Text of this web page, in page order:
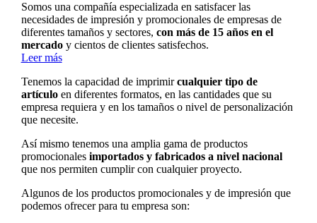
Somos una compañía especializada en satisfacer las
necesidades de impresión y promocionales de empresas de
diferentes tamaños y sectores, con más de 15 años en el
mercadoy cientos de clientes satisfechos.
Leer más
Tenemos la capacidad de imprimircualquier tipo de
artículoen diferentes formatos, en las cantidades que su
empresa requiera y en los tamaños o nivel de personalización
que necesite.
Así mismo tenemos una amplia gama de productos
promocionales importados y fabricados a nivel nacional
que nos permiten cumplir con cualquier proyecto.
Algunos de los productos promocionales y de impresión que
podemos ofrecer para tu empresa son: